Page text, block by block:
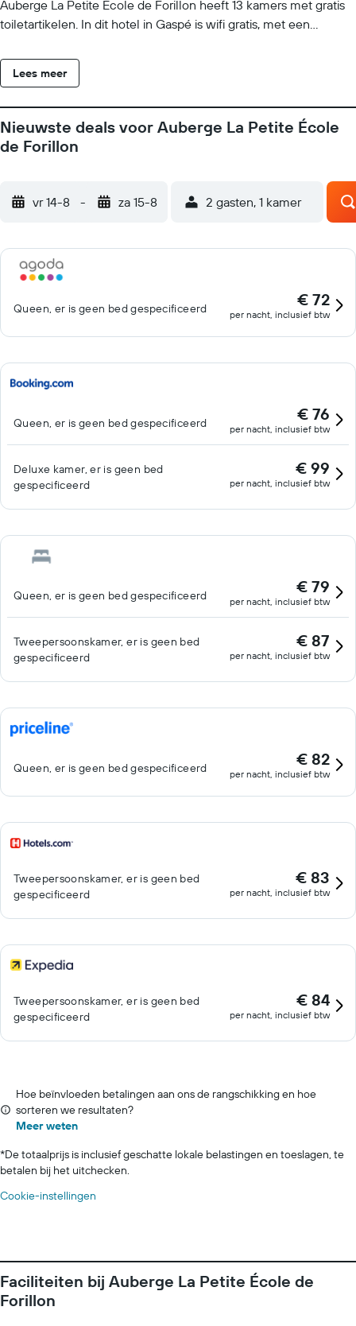
Auberge La Petite École de Forillon heeft 13 kamers met gratis
toiletartikelen. In dit hotel in Gaspé is wifi gratis, met een
gemeenschappelijke keuken. Elke badkamer is voorzien van
een bad of douche. Een strijkplank/strijkijzer en een haardroger
keer per verblijf beschikbaar. Recreatieve voorzieningen van dit
hotel bestaan onder andere uit gratis fietsen. De onderstaande
Lees meer
Nieuwste deals voor Auberge La Petite École
de Forillon
vr 14-8 - za 15-8 2 gasten, 1 kamer
Queen, er is geen bed gespecificeerd € 72
per nacht, inclusief btw
Queen, er is geen bed gespecificeerd € 76
per nacht, inclusief btw
Deluxe kamer, er is geen bed
gespecificeerd
€ 99
per nacht, inclusief btw
Queen, er is geen bed gespecificeerd € 79
per nacht, inclusief btw
Tweepersoonskamer, er is geen bed
gespecificeerd
€ 87
per nacht, inclusief btw
Queen, er is geen bed gespecificeerd € 82
per nacht, inclusief btw
Tweepersoonskamer, er is geen bed
gespecificeerd
€ 83
per nacht, inclusief btw
Tweepersoonskamer, er is geen bed
gespecificeerd
€ 84
per nacht, inclusief btw
Hoe beïnvloeden betalingen aan ons de rangschikking en hoe
sorteren we resultaten?
Meer weten
*De totaalprijs is inclusief geschatte lokale belastingen en toeslagen, te
betalen bij het uitchecken.
Cookie-instellingen
Faciliteiten bij Auberge La Petite École de
Forillon